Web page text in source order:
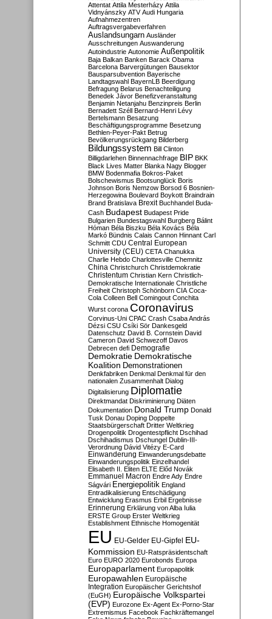
Attentat Attila Mesterházy Attila
Vidnyánszky ATV Audi Hungaria
Aufnahmezentren
Auftragsvergabeverfahren
Auslandsungarn Ausländer
Ausschreitungen Auswanderung
Autoindustrie Autonomie Außenpolitik
Baja Balkan Banken Barack Obama
Barcelona Barvergütungen Bausektor
Bausparsubvention Bayerische
Landtagswahl BayernLB Beerdigung
Befragung Belarus Benachteiligung
Benedek Jávor Benefizveranstaltung
Benjamin Netanjahu Benzinpreis Berlin
Bernadett Széll Bernard-Henri Lévy
Bertelsmann Besatzung
Beschäftigungsprogramme Besetzung
Bethlen-Peyer-Pakt Betrug
Bevölkerungsrückgang Bilderberg
Bildungssystem Bill Clinton
Billigdarlehen Binnennachfrage BIP BKK
Black Lives Matter Blanka Nagy Blogger
BMW Bodenmafia Bokros-Paket
Bolschewismus Bootsunglück Boris
Johnson Boris Nemzow Borsod 6 Bosnien-
Herzegowina Boulevard Boykott Braindrain
Brand Bratislava Brexit Buchhandel Buda-
Cash Budapest Budapest Pride
Bulgarien Bundestagswahl Burgberg Bálint
Hóman Béla Biszku Béla Kovács Béla
Markó Bündnis Calais Cannon Hinnant Carl
Schmitt CDU Central European
University (CEU) CETA Chanukka
Charlie Hebdo Charlottesville Chemnitz
China Christchurch Christdemokratie
Christentum Christian Kern Christlich-
Demokratische Internationale Christliche
Freiheit Christoph Schönborn CIA Coca-
Cola Colleen Bell Comingout Conchita
Wurst corona Coronavirus
Corvinus-Uni CPAC Crash Csaba András
Dézsi CSU Csíki Sör Dankesgeld
Datenschutz David B. Cornstein David
Cameron David Schwezoff Davos
Debrecen defi Demografie
Demokratie Demokratische
Koalition Demonstrationen
Denkfabriken Denkmal Denkmal für den
nationalen Zusammenhalt Dialog
Digitalisierung Diplomatie
Direktmandat Diskriminierung Diäten
Dokumentation Donald Trump Donald
Tusk Donau Doping Doppelte
Staatsbürgerschaft Dritter Weltkrieg
Drogenpolitik Drogentestpflicht Dschihad
Dschihadismus Dschungel Dublin-III-
Verordnung Dávid Vitézy E-Card
Einwanderung Einwanderungsdebatte
Einwanderungspolitik Einzelhandel
Elisabeth II. Eliten ELTE Előd Novák
Emmanuel Macron Endre Ady Endre
Ságvári Energiepolitik England
Entradikalisierung Entschädigung
Entwicklung Erasmus Erbil Ergebnisse
Erinnerung Erklärung von Alba Iulia
ERSTE Group Erster Weltkrieg
Establishment Ethnische Homogenität
EU EU-Gelder EU-Gipfel EU-
Kommission EU-Ratspräsidentschaft
Euro EURO 2020 Eurobonds Europa
Europaparlament Europapolitik
Europawahlen Europäische
Integration Europäischer Gerichtshof
(EuGH) Europäische Volkspartei
(EVP) Eurozone Ex-Agent Ex-Porno-Star
Extremismus Facebook Fachkräftemangel